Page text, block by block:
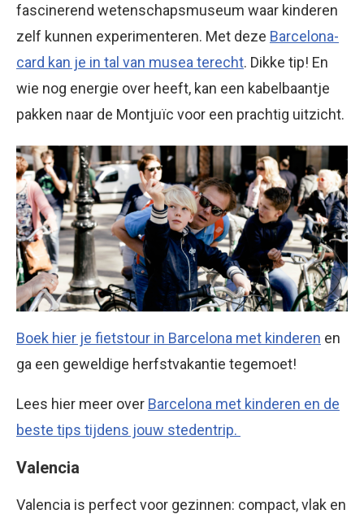
fascinerend wetenschapsmuseum waar kinderen
zelf kunnen experimenteren. Met deze Barcelona-
card kan je in tal van musea terecht. Dikke tip! En
wie nog energie over heeft, kan een kabelbaantje
pakken naar de Montjuïc voor een prachtig uitzicht.
Boek hier je fietstour in Barcelona met kinderen en
ga een geweldige herfstvakantie tegemoet!
Lees hier meer over Barcelona met kinderen en de
beste tips tijdens jouw stedentrip.
Valencia
Valencia is perfect voor gezinnen: compact, vlak en